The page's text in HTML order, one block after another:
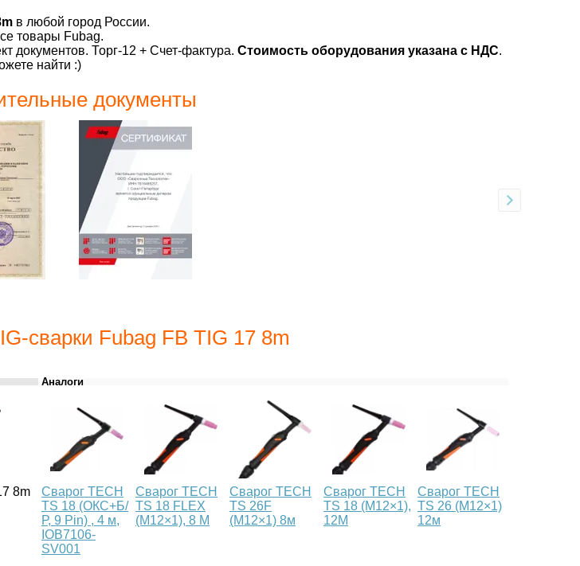
в любой город России.
товары Fubag.
документов. Торг-12 + Счет-фактура. Стоимость оборудования указана с НДС.
найти :)
документы
сварки Fubag FB TIG 17 8m
Аналоги
8m
Сварог TECH
TS 18 (ОКС+Б/
Р, 9 Pin) , 4 м,
IOB7106-
SV001
Сварог TECH
TS 18 FLEX
(М12×1), 8 М
Сварог TECH
TS 26F
(M12×1) 8м
Сварог TECH
TS 18 (М12×1),
12М
Сварог TECH
TS 26 (M12×1)
12м